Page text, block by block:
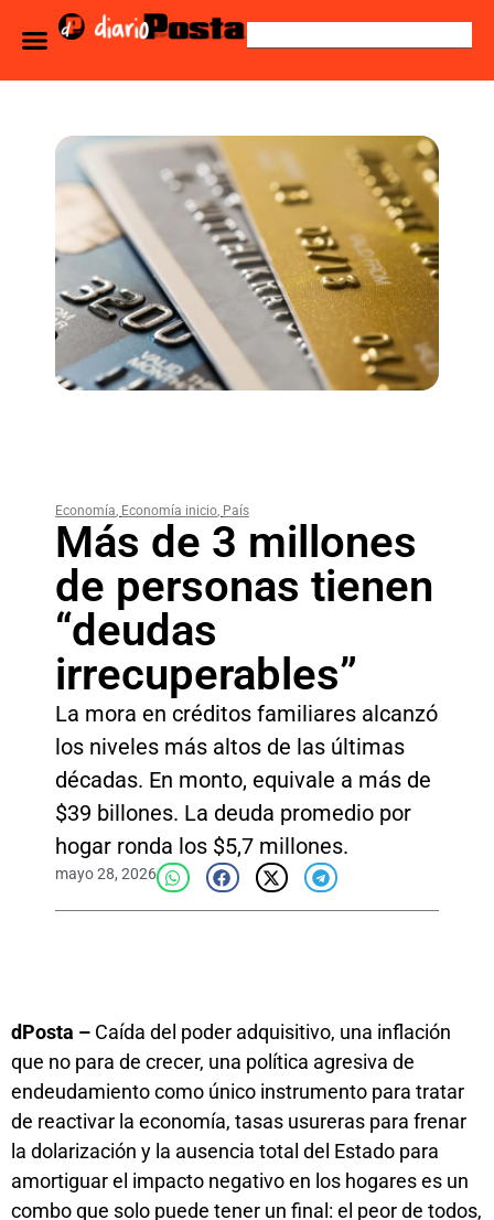
Economía, Economía inicio, País
Más de 3 millones
de personas tienen
“deudas
irrecuperables”
La mora en créditos familiares alcanzó
los niveles más altos de las últimas
décadas. En monto, equivale a más de
$39 billones. La deuda promedio por
hogar ronda los $5,7 millones.
mayo 28, 2026
dPosta – Caída del poder adquisitivo, una inflación
que no para de crecer, una política agresiva de
endeudamiento como único instrumento para tratar
de reactivar la economía, tasas usureras para frenar
la dolarización y la ausencia total del Estado para
amortiguar el impacto negativo en los hogares es un
combo que solo puede tener un final: el peor de todos,